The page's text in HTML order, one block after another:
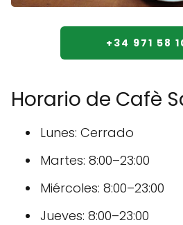
+34 971 58
Horario de Cafè
Lunes: Cerrado
Martes: 8:00–23:00
Miércoles: 8:00–23:00
Jueves: 8:00–23:00